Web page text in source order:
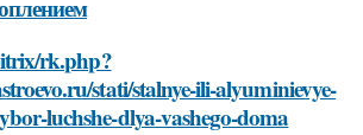
rk.php?
stati/stalnye-ili-alyuminievye-
luchshe-dlya-vashego-doma